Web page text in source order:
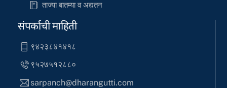
ताज्या बातम्या व अद्यतन
संपर्काची माहिती
९४२३८४१४१८
९५२७५१२८८०
sarpanch@dharangutti.com